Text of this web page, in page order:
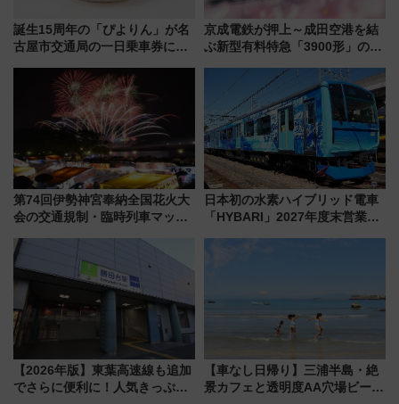
誕生15周年の「ぴよりん」が名
古屋市交通局の一日乗車券に！
定1万5000枚】
京成電鉄が押上～成田空港を結
ぶ新型有料特急「3900形」のコ
第74回伊勢神宮奉納全国花火大
会の交通規制・臨時列車マッ
セス
日本初の水素ハイブリッド電車
「HYBARI」2027年度末営業運
で水素利活用が加速
【2026年版】東葉高速線も追加
でさらに便利に！人気きっぷ
【車なし日帰り】三浦半島・絶
景カフェと透明度AA穴場ビーチ